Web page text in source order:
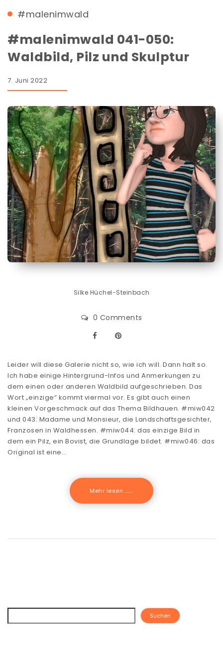
#malenimwald
#malenimwald 041-050:
Waldbild, Pilz und Skulptur
7. Juni 2022
Silke Hüchel-Steinbach
0 Comments
Leider will diese Galerie nicht so, wie ich will. Dann halt so.
Ich habe einige Hintergrund-Infos und Anmerkungen zu
dem einen oder anderen Waldbild aufgeschrieben. Das
Wort „einzige“ kommt viermal vor. Es gibt auch einen
kleinen Vorgeschmack auf das Thema Bildhauen. #miw042
und 043: Madame und Monsieur, die Landschaftsgesichter,
Franzosen in Waldhessen. #miw044: das einzige Bild in
dem ein Pilz, ein Bovist, die Grundlage bildet. #miw046: das
Original ist eine…
Mehr lesen .......
Suchen